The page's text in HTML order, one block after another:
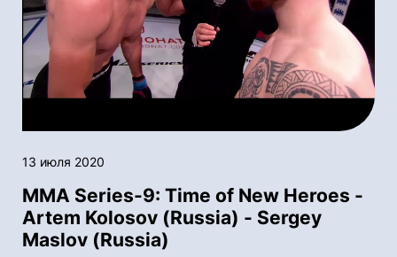
13 июля 2020
MMA Series-9: Time of New Heroes -
Artem Kolosov (Russia) - Sergey
Maslov (Russia)